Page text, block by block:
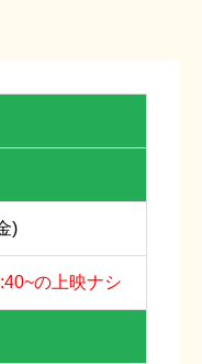
)
の上映ナシ